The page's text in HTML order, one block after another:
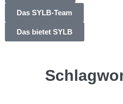
Das SYLB-Team
Das bietet SYLB